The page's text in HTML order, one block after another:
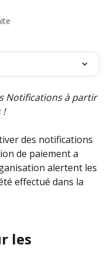
!
des notifications
de paiement a
alertent les
effectué dans la
les